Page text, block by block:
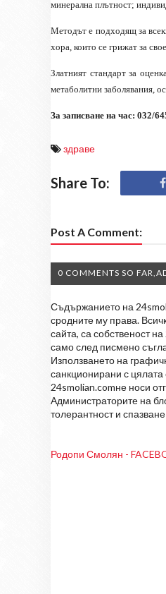
минерална плътност;
Методът е подходящ за
хора, които се грижат за
Златният стандарт за
метаболитни заболявания,
За записване на час: 032/
здраве
Share To:
Post A Comment:
0 COMMENTS SO
Съдържанието на
сродните му права.
сайта, са собственост
само след писмено
Използването на
санкционирани с цялата
24smolian.comне носи
Администраторите на
толерантност и
Родопи Смолян -